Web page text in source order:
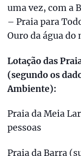
uma vez, com a
– Praia para
Ouro da água do
Lotação das
(segundo os
Ambiente):
Praia da Meia
pessoas
Praia da Barra